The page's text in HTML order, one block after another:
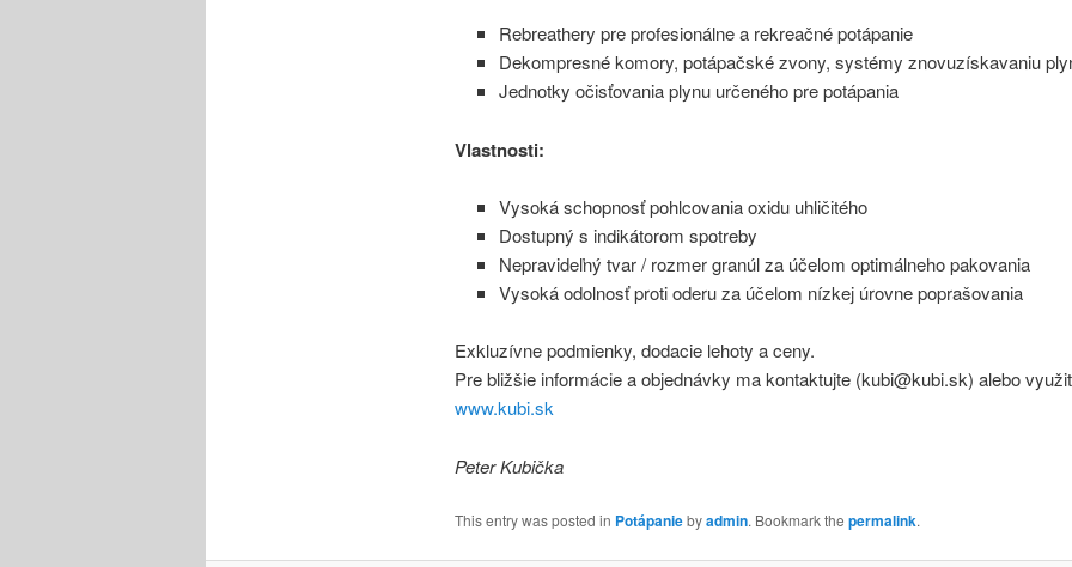
Rebreathery pre profesionálne a rekreačné potápanie
Dekompresné komory, potápačské zvony, systémy znovuzískavaniu
Jednotky očisťovania plynu určeného pre potápania
Vlastnosti:
Vysoká schopnosť pohlcovania oxidu uhličitého
Dostupný s indikátorom spotreby
Nepravideľný tvar / rozmer granúl za účelom optimálneho pakovania
Vysoká odolnosť proti oderu za účelom nízkej úrovne poprašovania
Exkluzívne podmienky, dodacie lehoty a ceny.
Pre bližšie informácie a objednávky ma kontaktujte (kubi@kubi.sk) alebo
www.kubi.sk
Peter Kubička
This entry was posted in Potápaniebyadmin. Bookmark the permalink.